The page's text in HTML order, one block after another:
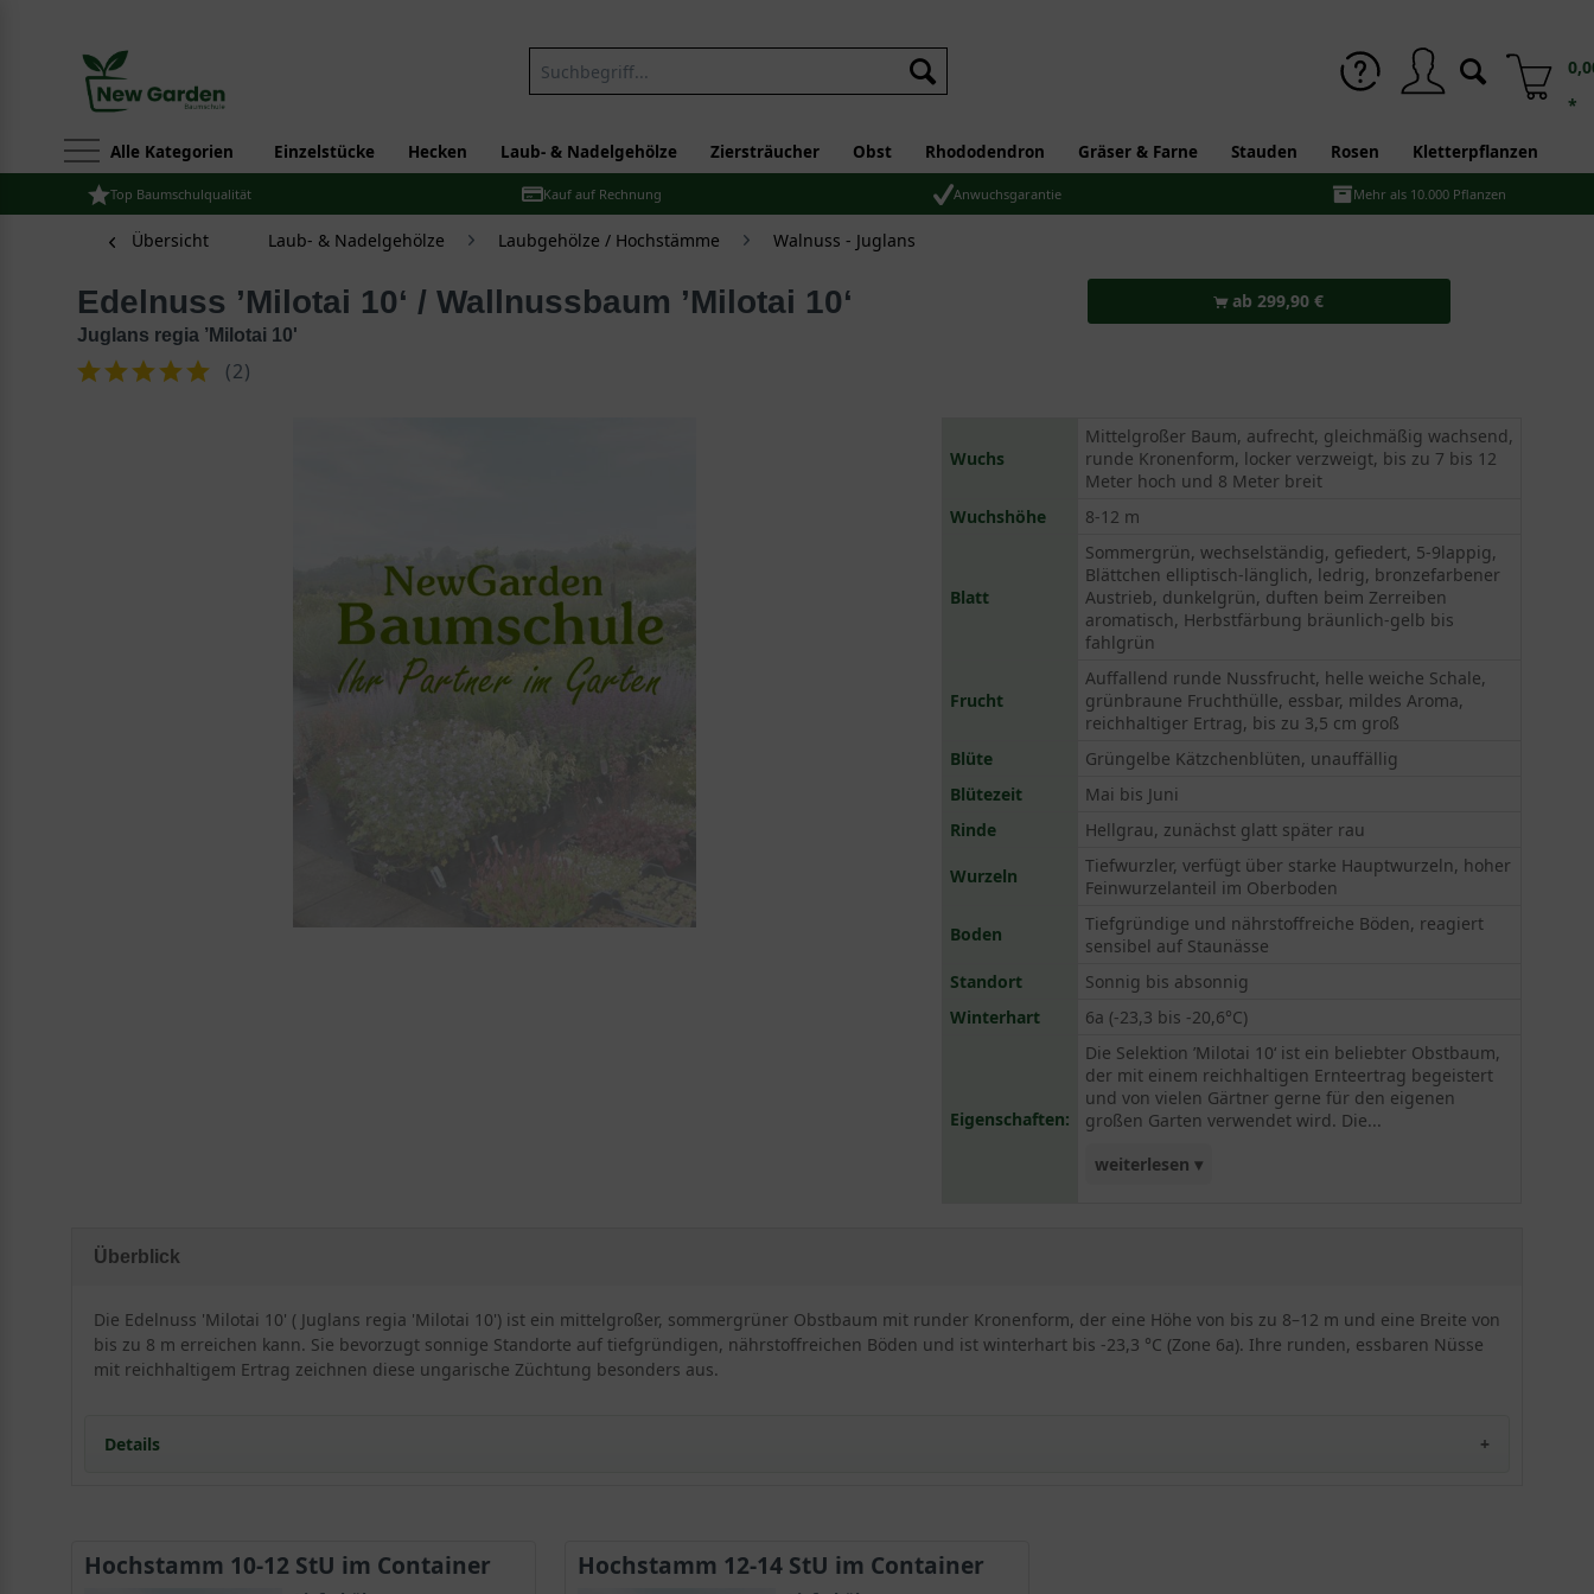
*
Alle Kategorien Einzelstücke Hecken Laub- & Nadelgehölze Ziersträucher Obst Rhododendron Gräser & Farne Stauden Rosen Kletterpflanzen
Top Baumschulqualität Kauf auf Rechnung Anwuchsgarantie Mehr als 10.000 Pflanzen
Übersicht Laub- & Nadelgehölze Laubgehölze / Hochstämme Walnuss - Juglans
Edelnuss ’Milotai 10‘ / Wallnussbaum ’Milotai 10‘
Juglans regia ’Milotai 10'
(2)
ab 299,90 €
Wuchs
Mittelgroßer Baum, aufrecht, gleichmäßig wachsend,
runde Kronenform, locker verzweigt, bis zu 7 bis 12
Meter hoch und 8 Meter breit
Wuchshöhe
8-12 m
Blatt
Sommergrün, wechselständig, gefiedert, 5-9lappig,
Blättchen elliptisch-länglich, ledrig, bronzefarbener
Austrieb, dunkelgrün, duften beim Zerreiben
aromatisch, Herbstfärbung bräunlich-gelb bis
fahlgrün
Frucht
Auffallend runde Nussfrucht, helle weiche Schale,
grünbraune Fruchthülle, essbar, mildes Aroma,
reichhaltiger Ertrag, bis zu 3,5 cm groß
Blüte
Grüngelbe Kätzchenblüten, unauffällig
Blütezeit
Mai bis Juni
Rinde
Hellgrau, zunächst glatt später rau
Wurzeln
Tiefwurzler, verfügt über starke Hauptwurzeln, hoher
Feinwurzelanteil im Oberboden
Boden
Tiefgründige und nährstoffreiche Böden, reagiert
sensibel auf Staunässe
Standort
Sonnig bis absonnig
Winterhart
6a (-23,3 bis -20,6°C)
Eigenschaften:
Die Selektion ’Milotai 10‘ ist ein beliebter Obstbaum,
der mit einem reichhaltigen Ernteertrag begeistert
und von vielen Gärtner gerne für den eigenen
großen Garten verwendet wird. Die...
weiterlesen ▾
Züchtung in solitärem Stand und wird sich hier
auch am besten entwickeln. Sie eignet sich neben
der Verwendung für den Obstanbau für den
Überblick
Die Edelnuss 'Milotai 10' ( Juglans regia 'Milotai 10') ist ein mittelgroßer, sommergrüner Obstbaum mit runder Kronenform, der eine Höhe von bis zu 8–12 m und eine Breite von
bis zu 8 m erreichen kann. Sie bevorzugt sonnige Standorte auf tiefgründigen, nährstoffreichen Böden und ist winterhart bis -23,3 °C (Zone 6a). Ihre runden, essbaren Nüsse
mit reichhaltigem Ertrag zeichnen diese ungarische Züchtung besonders aus.
Details
Juglans regia 'Milotai 10' wird bis zu 12m groß und eignet sich für den Heimgarten
Hochstamm 10-12 StU im Container Hochstamm 12-14 StU im Container